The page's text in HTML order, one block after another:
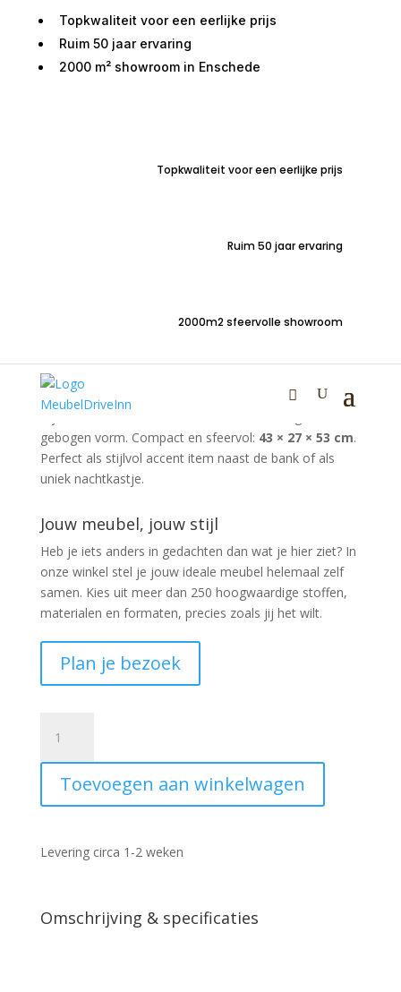
Topkwaliteit voor een eerlijke prijs
Ruim 50 jaar ervaring
2000 m² showroom in Enschede
Topkwaliteit voor een eerlijke prijs
Ruim 50 jaar ervaring
2000m2 sfeervolle showroom
brons 43x27x53 cm
€149,00
gebogen vorm. Compact en sfeervol: 43 × 27 × 53 cm.
Perfect als stijlvol accent item naast de bank of als
uniek nachtkastje.
Jouw meubel, jouw stijl
Heb je iets anders in gedachten dan wat je hier ziet? In
onze winkel stel je jouw ideale meubel helemaal zelf
samen. Kies uit meer dan 250 hoogwaardige stoffen,
materialen en formaten, precies zoals jij het wilt.
Plan je bezoek
MARSH
antiek
brons
43x27x53
aantal
Toevoegen aan winkelwagen
Levering circa 1-2 weken
Omschrijving & specificaties